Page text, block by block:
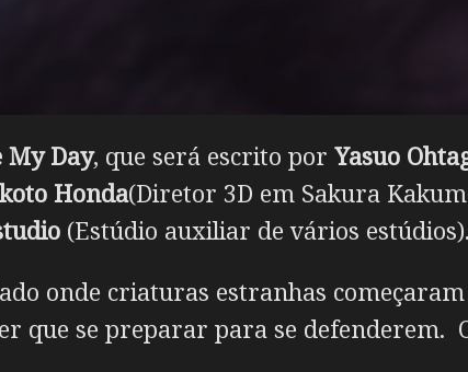
My Day, que será escrito por Yasuo
Honda(Diretor 3D em Sakura
(Estúdio auxiliar de vários estúdios).
onde criaturas estranhas
que se preparar para se defenderem.